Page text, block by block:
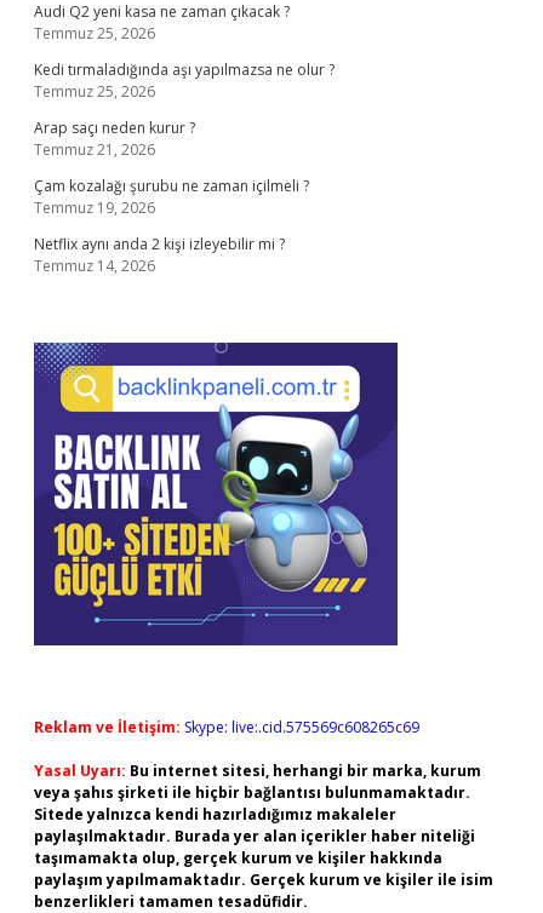
Audi Q2 yeni kasa ne zaman çıkacak ?
Temmuz 25, 2026
Kedi tırmaladığında aşı yapılmazsa ne olur ?
Temmuz 25, 2026
Arap saçı neden kurur ?
Temmuz 21, 2026
Çam kozalağı şurubu ne zaman içilmeli ?
Temmuz 19, 2026
Netflix aynı anda 2 kişi izleyebilir mi ?
Temmuz 14, 2026
Reklam ve İletişim: Skype: live:.cid.575569c608265c69
Yasal Uyarı: Bu internet sitesi, herhangi bir marka, kurum
veya şahıs şirketi ile hiçbir bağlantısı bulunmamaktadır.
Sitede yalnızca kendi hazırladığımız makaleler
paylaşılmaktadır. Burada yer alan içerikler haber niteliği
taşımamakta olup, gerçek kurum ve kişiler hakkında
paylaşım yapılmamaktadır. Gerçek kurum ve kişiler ile isim
benzerlikleri tamamen tesadüfidir.